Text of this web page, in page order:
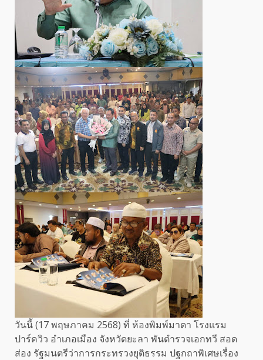
วันนี้ (17 พฤษภาคม 2568) ที่ ห้องพิมพ์มาดา โรงแรม
ปาร์ควิว อำเภอเมือง จังหวัดยะลา พันตำรวจเอกทวี สอด
ส่อง รัฐมนตรีว่าการกระทรวงยุติธรรม ปฐกถาพิเศษเรื่อง